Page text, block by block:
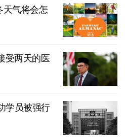
天气将会怎
受两天的医
学员被强行